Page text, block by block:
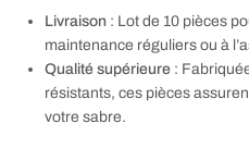
Livraison : Lot de 10 pièces
maintenance réguliers ou à
Qualité supérieure :
résistants, ces pièces
votre sabre.